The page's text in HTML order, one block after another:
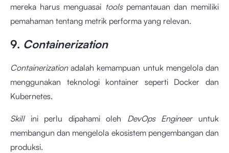
mereka harus menguasai toolspemantauan dan memiliki
pemahaman tentang metrik performa yang relevan.
9. Containerization
Containerizationadalah kemampuan untuk mengelola dan
menggunakan teknologi kontainer seperti Docker dan
Kubernetes.
Skill ini perlu dipahami oleh DevOps Engineer untuk
membangun dan mengelola ekosistem pengembangan dan
produksi.